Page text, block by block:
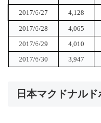
2017/6/27 4,128
2017/6/28 4,065
2017/6/29
4,010
2017/6/30
3,947
日本マクドナル